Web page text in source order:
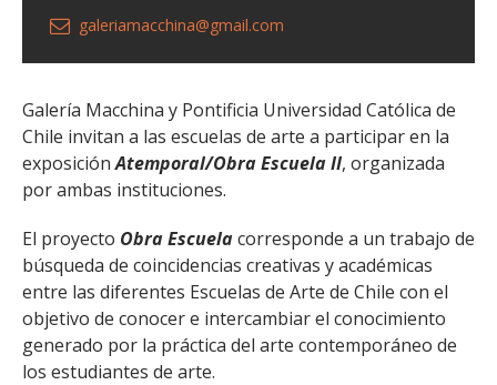
galeriamacchina@gmail.com
Galería Macchina y Pontificia Universidad Católica de
Chile invitan a las escuelas de arte a participar en la
exposiciónAtemporal/Obra Escuela II, organizada
por ambas instituciones.
El proyecto Obra Escuelacorresponde a un trabajo de
búsqueda de coincidencias creativas y académicas
entre las diferentes Escuelas de Arte de Chile con el
objetivo de conocer e intercambiar el conocimiento
generado por la práctica del arte contemporáneo de
los estudiantes de arte.